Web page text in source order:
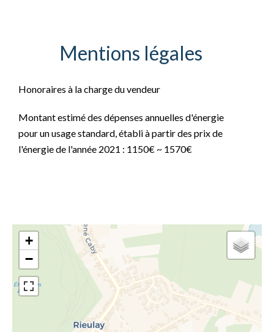
Mentions légales
Honoraires à la charge du vendeur
Montant estimé des dépenses annuelles d'énergie
pour un usage standard, établi à partir des prix de
l'énergie de l'année 2021 : 1150€ ~ 1570€
+
−